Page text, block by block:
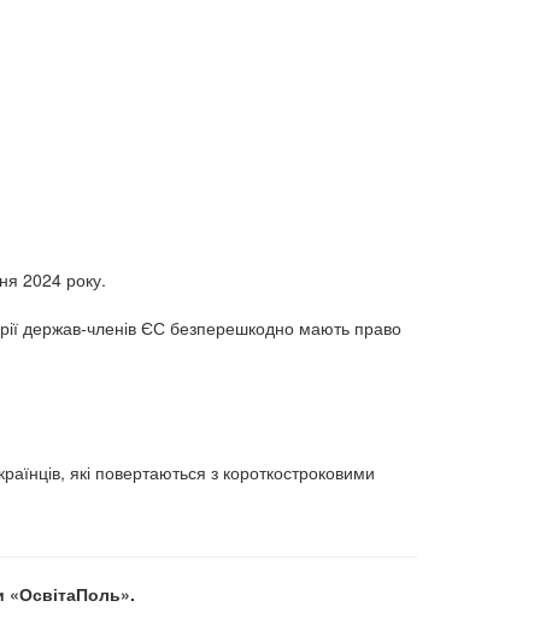
2024 року.
держав-членів ЄС безперешкодно мають право
які повертаються з короткостроковими
«ОсвітаПоль».